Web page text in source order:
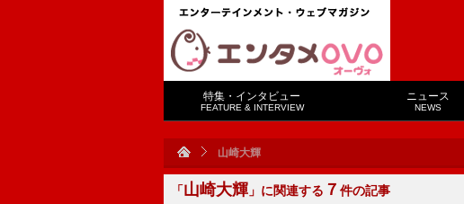
特集・インタビュー
FEATURE & INTERVIEW
ニュース
NEWS
山崎大輝
「山崎大輝 」に関連する ７ 件の記事